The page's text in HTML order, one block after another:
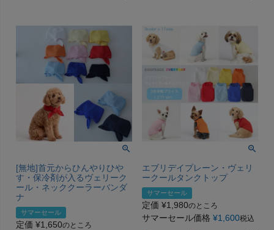
[無地]首元からひんやりひや
す・保冷剤が入るヴェリーク
ール・ネッククーラーバンダ
ナ
サマーセール
定価 ¥1,650のところ
エブリデイプレーン・ヴェリ
ークールタンクトップ
サマーセール
定価 ¥1,980のところ
サマーセール価格 ¥1,600税込